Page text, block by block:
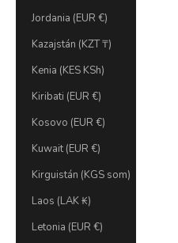
Jordania (EUR €)
Kazajstán (KZT ₸)
Kenia (KES KSh)
Kiribati (EUR €)
Kosovo (EUR €)
Kuwait (EUR €)
Kirguistán (KGS som)
Laos (LAK ₭)
Letonia (EUR €)